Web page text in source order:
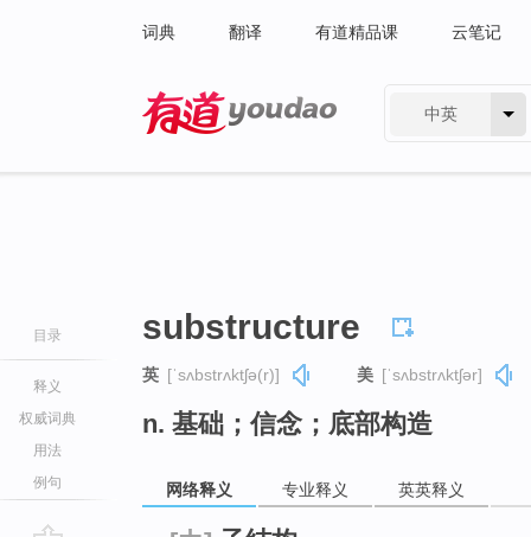
词典 翻译 有道精品课 云笔记
中英
目录
释义
权威词典
用法
例句
substructure
英 [ˈsʌbstrʌktʃə(r)] 美 [ˈsʌbstrʌktʃər]
n. 基础；信念；底部构造
网络释义 专业释义 英英释义